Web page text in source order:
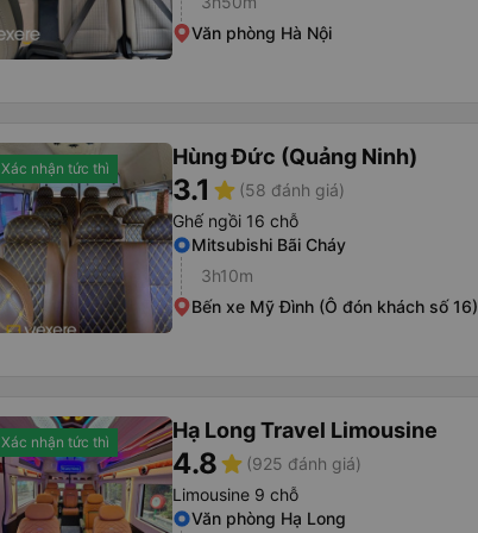
Văn phòng Hà Nội
Xác nhận tức thì Hùng Đức (Quảng Ninh)
3.1 star (58 đánh giá)
Ghế ngồi 16 chỗ
Mitsubishi Bãi Cháy
3h10m
Bến xe Mỹ Đình (Ô đón khách số 16)
Xác nhận tức thì Hạ Long Travel Limousine
4.8star (925 đánh giá)
Limousine 9 chỗ
Văn phòng Hạ Long